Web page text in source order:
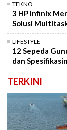
TEKNO
3 HP Infinix
Solusi
LIFESTYLE
12 Sepeda
dan
TERKINI